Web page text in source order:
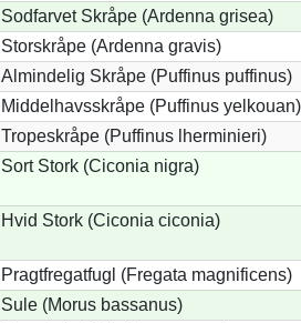
Sodfarvet Skråpe (Ardenna grisea)
Storskråpe (Ardenna gravis)
Almindelig Skråpe (Puffinus puffinus)
Middelhavsskråpe (Puffinus yelkouan)
Tropeskråpe (Puffinus lherminieri)
Sort Stork (Ciconia nigra)
Hvid Stork (Ciconia ciconia)
Pragtfregatfugl (Fregata magnificens)
Sule (Morus bassanus)